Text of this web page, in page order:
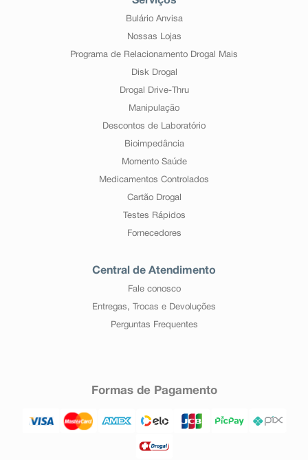
Bulário Anvisa
Nossas Lojas
Programa de Relacionamento Drogal Mais
Disk Drogal
Drogal Drive-Thru
Manipulação
Descontos de Laboratório
Bioimpedância
Momento Saúde
Medicamentos Controlados
Cartão Drogal
Testes Rápidos
Fornecedores
Central de Atendimento
Fale conosco
Entregas, Trocas e Devoluções
Perguntas Frequentes
Formas de Pagamento